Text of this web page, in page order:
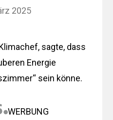
2025
sagte, dass
Energie
sein könne.
WERBUNG